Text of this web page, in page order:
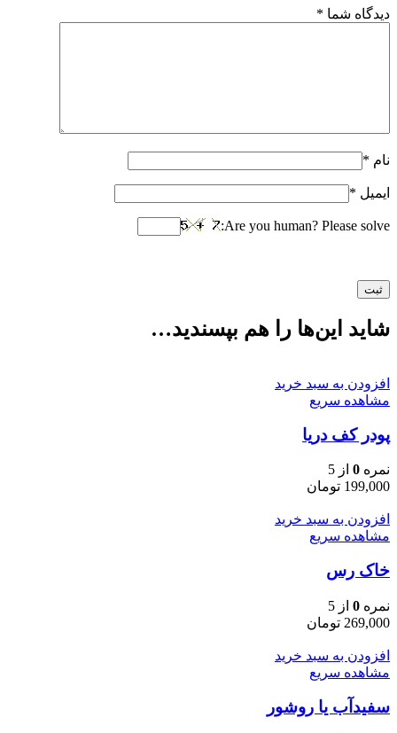
دیدگاه شما *
نام *
ایمیل *
Are you human? Please solve:
شاید این‌ها را هم بپسندید…
افزودن به سبد خرید
مشاهده سریع
پودر کف دریا
نمره 0 از 5
199,000 تومان
افزودن به سبد خرید
مشاهده سریع
خاک رس
نمره 0 از 5
269,000 تومان
افزودن به سبد خرید
مشاهده سریع
سفیدآب یا روشور